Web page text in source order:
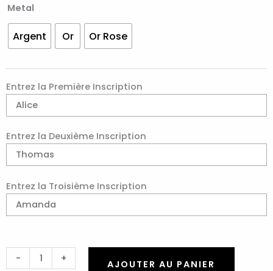
Metal
Argent Or Or Rose
Entrez la Première Inscription
Entrez la Deuxième Inscription
Entrez la Troisième Inscription
- + AJOUTER AU PANIER